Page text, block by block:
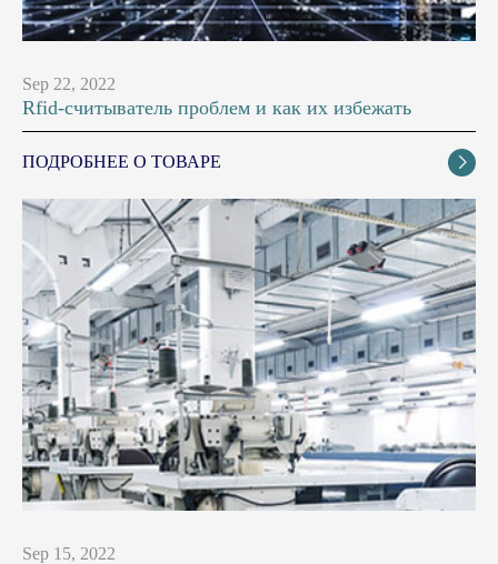
Sep 22, 2022
Rfid-считыватель проблем и как их избежать
ПОДРОБНЕЕ О ТОВАРЕ 
Sep 15, 2022